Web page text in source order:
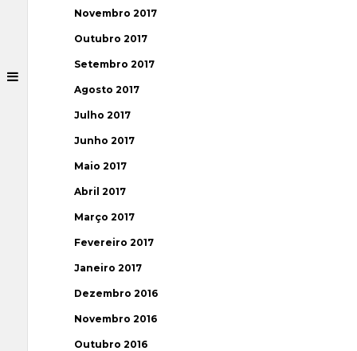
Novembro 2017
Outubro 2017
Setembro 2017
Agosto 2017
Julho 2017
Junho 2017
Maio 2017
Abril 2017
Março 2017
Fevereiro 2017
Janeiro 2017
Dezembro 2016
Novembro 2016
Outubro 2016